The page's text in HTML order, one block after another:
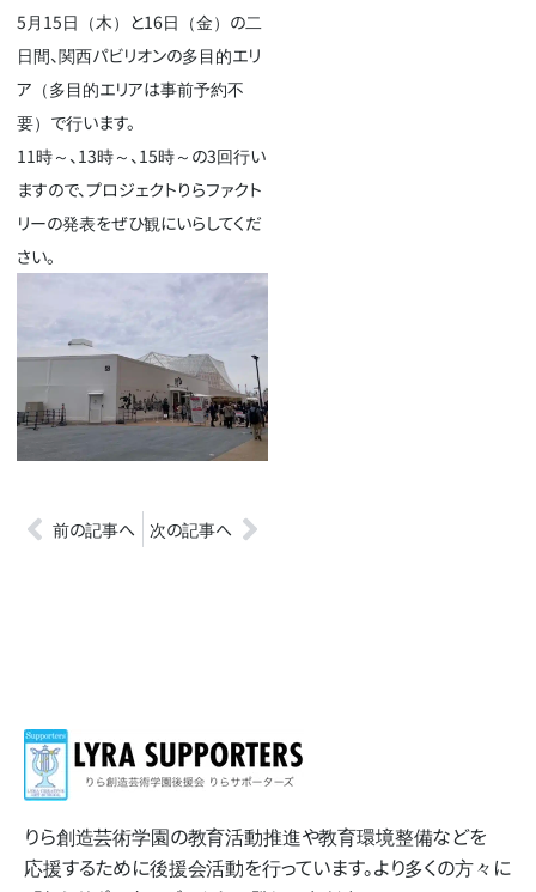
5月15日（木）と16日（金）の二
日間、関西パビリオンの多目的エリ
ア（多目的エリアは事前予約不
要）で行います。
11時～、13時～、15時～の3回行い
ますので、プロジェクトりらファクト
リーの発表をぜひ観にいらしてくだ
さい。
前の記事へ 次の記事へ
りら創造芸術学園の​教育活動推進や​教育環境整備などを​
応援する​ために​後援会活動を​行っています。​より​多くの​方​々に​